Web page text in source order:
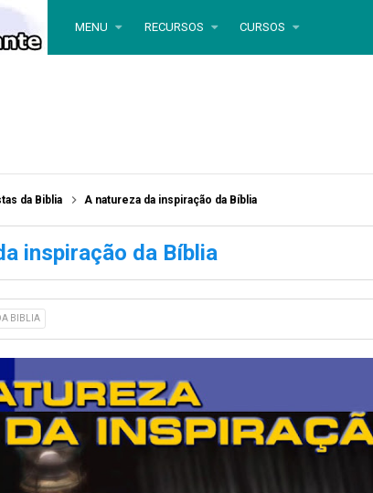
MENU RECURSOS CURSOS
da Biblia A natureza da inspiração da Bíblia
inspiração da Bíblia
BIBLIA